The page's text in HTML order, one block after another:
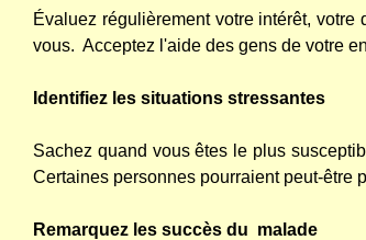
Évaluez régulièrement votre intérêt,
vous. Acceptez l'aide des gens de votre
Identifiez les situations stressantes
Sachez quand vous êtes le plus
Certaines personnes pourraient peut-être
Remarquez les succès du malade